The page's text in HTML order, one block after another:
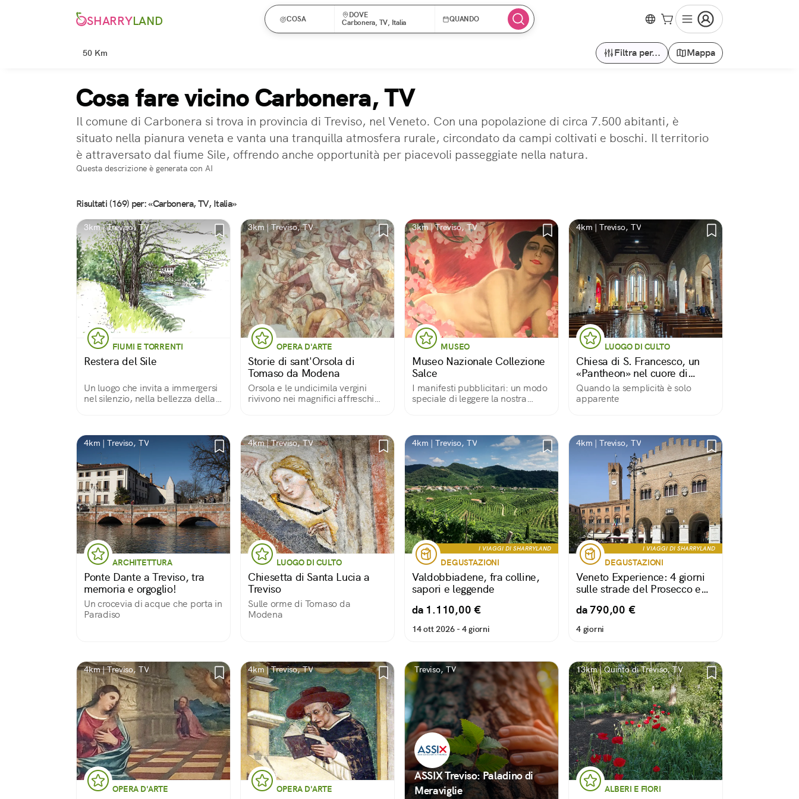
SHARRYLAND COSA
DOVE
Carbonera, TV, Italia
QUANDO
50 Km Filtra per... Mappa
Cosa fare vicino Carbonera, TV
Il comune di Carbonera si trova in provincia di Treviso, nel Veneto. Con una popolazione di circa 7.500 abitanti, è
situato nella pianura veneta e vanta una tranquilla atmosfera rurale, circondato da campi coltivati e boschi. Il territorio
è attraversato dal fiume Sile, offrendo anche opportunità per piacevoli passeggiate nella natura.
Questa descrizione è generata con AI
Risultati (169) per: «Carbonera, TV, Italia»
3km | Treviso, TV
FIUMI E TORRENTI
Restera del Sile
Un luogo che invita a immergersi
nel silenzio, nella bellezza della
3km | Treviso, TV
OPERA D'ARTE
Storie di sant'Orsola di
Tomaso da Modena
Orsola e le undicimila vergini
rivivono nei magnifici affreschi
3km | Treviso, TV
MUSEO
Museo Nazionale Collezione
Salce
I manifesti pubblicitari: un modo
speciale di leggere la nostra
4km | Treviso, TV
LUOGO DI CULTO
Chiesa di S. Francesco, un
«Pantheon» nel cuore di
Treviso
Quando la semplicità è solo
apparente
4km | Treviso, TV
ARCHITETTURA
Ponte Dante a Treviso, tra
memoria e orgoglio!
Un crocevia di acque che porta in
Paradiso
4km | Treviso, TV
LUOGO DI CULTO
Chiesetta di Santa Lucia a
Treviso
Sulle orme di Tomaso da
Modena
4km | Treviso, TV
I VIAGGI DI SHARRYLAND
DEGUSTAZIONI
Valdobbiadene, fra colline,
sapori e leggende
da 1.110,00 €
14 ott 2026 - 4 giorni
4km | Treviso, TV
I VIAGGI DI SHARRYLAND
DEGUSTAZIONI
Veneto Experience: 4 giorni
sulle strade del Prosecco e
da 790,00 €
4 giorni
4km | Treviso, TV
OPERA D'ARTE
4km | Treviso, TV
OPERA D'ARTE
Treviso, TV
ASSIX Treviso: Paladino di
Meraviglie
13km | Quinto di Treviso, TV
ALBERI E FIORI